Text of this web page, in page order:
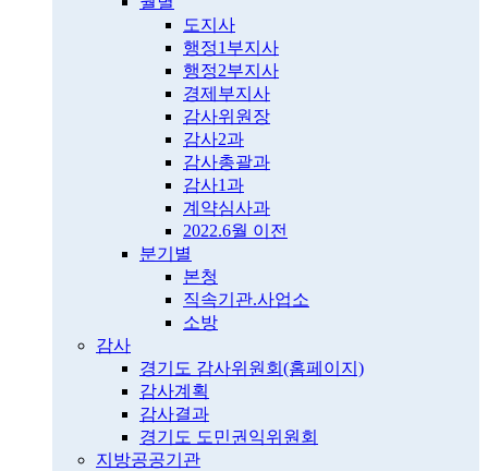
도지사
행정1부지사
행정2부지사
경제부지사
감사위원장
감사2과
감사총괄과
감사1과
계약심사과
2022.6월 이전
분기별
본청
직속기관.사업소
소방
감사
경기도 감사위원회(홈페이지)
감사계획
감사결과
경기도 도민권익위원회
지방공공기관